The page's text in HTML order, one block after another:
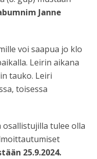
Janne
voi saapua jo klo
Leirin aikana
tauko. Leiri
toisessa
osallistujilla tulee olla
25.9.2024.